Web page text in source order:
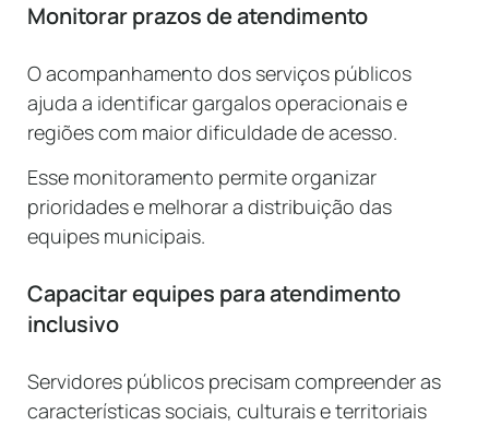
Monitorar prazos de atendimento
O acompanhamento dos serviços públicos
ajuda a identificar gargalos operacionais e
regiões com maior dificuldade de acesso.
Esse monitoramento permite organizar
prioridades e melhorar a distribuição das
equipes municipais.
Capacitar equipes para atendimento
inclusivo
Servidores públicos precisam compreender as
características sociais, culturais e territoriais